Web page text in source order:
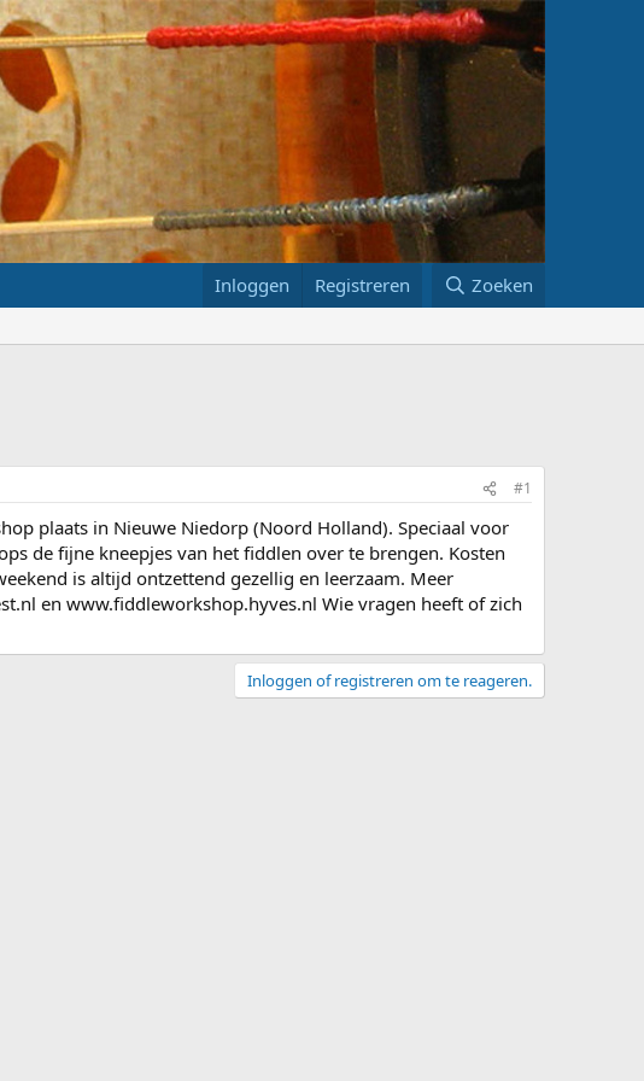
Inloggen Registreren Zoeken
#1
plaats in Nieuwe Niedorp (Noord Holland). Speciaal voor
de fijne kneepjes van het fiddlen over te brengen. Kosten
is altijd ontzettend gezellig en leerzaam. Meer
en www.fiddleworkshop.hyves.nl Wie vragen heeft of zich
Inloggen of registreren om te reageren.